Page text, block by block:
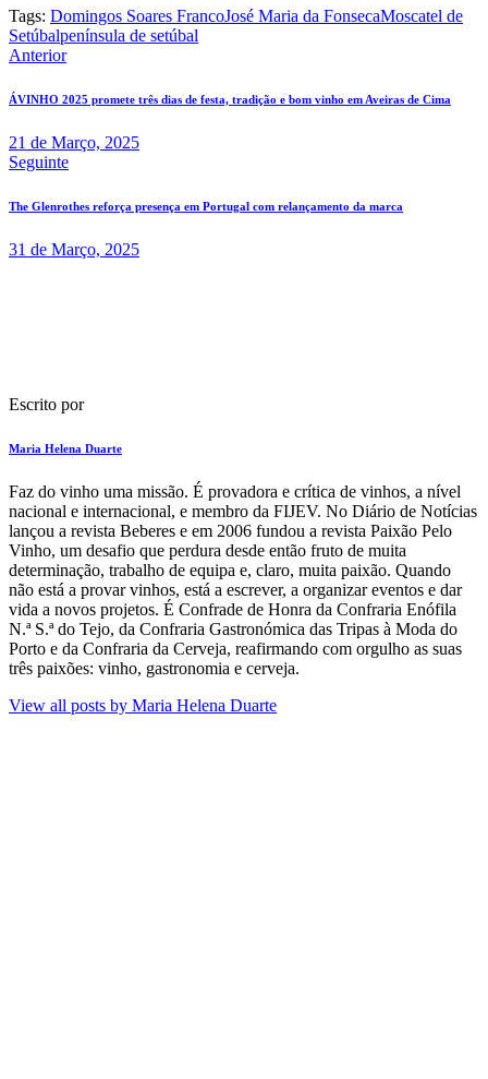
Tags: Domingos Soares FrancoJosé Maria da FonsecaMoscatel de
Setúbalpenínsula de setúbal
Navegação
de
Anterior
ÁVINHO 2025 promete três dias de festa, tradição e bom vinho em Aveiras de Cima
21 de Março, 2025
Seguinte
The Glenrothes reforça presença em Portugal com relançamento da marca
31 de Março, 2025
Escrito por
Maria Helena Duarte
F​az do vinho uma missão. É provadora e crítica de vinhos​, a nível
nacional e internacional, e membro da FIJEV. ​No Diário de Notícias​
lançou a revista Beberes​ e em 2006 fundou a revista Paixão Pelo
Vinho, um desafio que perdura​ desde então fruto de muita
determinação, trabalho de equipa e, claro, muita paixão. Quando
não está a provar vinhos, está a escrever, a organizar eventos e dar
vida a novos projetos​. É Confrade de Honra da Confraria Enófila
N.ª S.ª do Tejo, da Confraria Gastronómica das Tripas à Moda do
Porto e da Confraria da Cerveja, reafirmando com orgulho as suas
três paixões: vinho, gastronomia e cerveja.
View all posts by Maria Helena Duarte